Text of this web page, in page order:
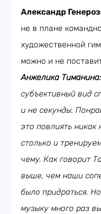
Александр
не в плане
художественной
можно и не
Анжелика Тиманина:
субъективный вид
и не секунды.
это повлиять
столько и
чему. Как говорит
выше, чем наши
было придраться.
музыку много раз